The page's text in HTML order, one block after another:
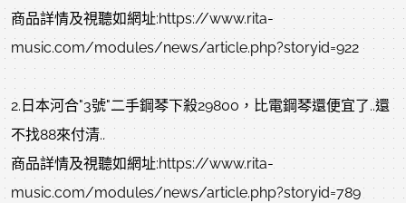
商品詳情及視聽如網址:https://www.rita-
music.com/modules/news/article.php?storyid=922
2.日本河合"3號"二手鋼琴下殺29800，比電鋼琴還便宜了..還
不找88來付清..
商品詳情及視聽如網址:https://www.rita-
music.com/modules/news/article.php?storyid=789